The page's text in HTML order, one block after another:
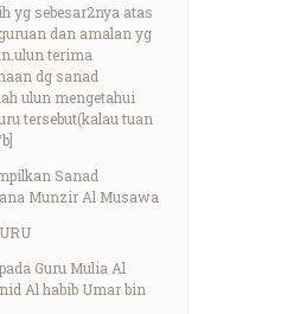
yg sebesar2nya atas
dan amalan yg
terima
dg sanad
ulun mengetahui
tersebut(kalau tuan
Sanad
Munzir Al Musawa
Guru Mulia Al
Al habib Umar bin